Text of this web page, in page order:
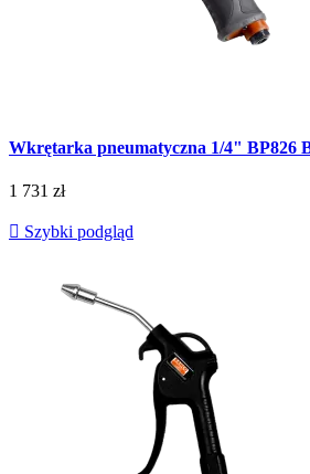
Wkrętarka pneumatyczna 1/4" BP826
1 731 zł
 Szybki podgląd